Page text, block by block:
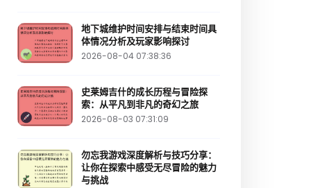
地下城维护时间安排与结束时间具
体情况分析及玩家影响探讨
2026-08-04 07:38:36
史莱姆吉什的成长历程与冒险探
索：从平凡到非凡的奇幻之旅
2026-08-03 07:31:09
勿忘我游戏深度解析与技巧分享：
让你在探索中感受无尽冒险的魅力
与挑战